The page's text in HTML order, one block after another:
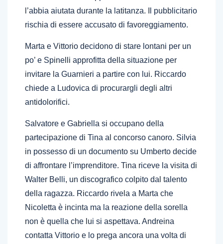
l’abbia aiutata durante la latitanza. Il pubblicitario
rischia di essere accusato di favoreggiamento.
Marta e Vittorio decidono di stare lontani per un
po’ e Spinelli approfitta della situazione per
invitare la Guarnieri a partire con lui. Riccardo
chiede a Ludovica di procurargli degli altri
antidolorifici.
Salvatore e Gabriella si occupano della
partecipazione di Tina al concorso canoro. Silvia
in possesso di un documento su Umberto decide
di affrontare l’imprenditore. Tina riceve la visita di
Walter Belli, un discografico colpito dal talento
della ragazza. Riccardo rivela a Marta che
Nicoletta è incinta ma la reazione della sorella
non è quella che lui si aspettava. Andreina
contatta Vittorio e lo prega ancora una volta di